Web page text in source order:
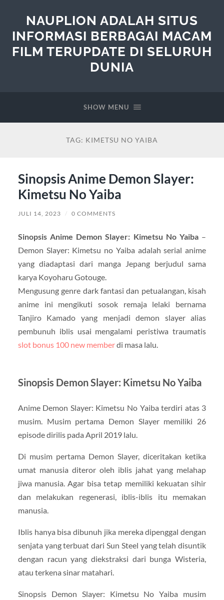
NAUPLION ADALAH SITUS
INFORMASI BERBAGAI MACAM
FILM TERUPDATE DI SELURUH
DUNIA
SHOW MENU
TAG: KIMETSU NO YAIBA
Sinopsis Anime Demon Slayer:
Kimetsu No Yaiba
JULI 14, 2023 / 0 COMMENTS
Sinopsis Anime Demon Slayer: Kimetsu No Yaiba–
Demon Slayer: Kimetsu no Yaiba adalah serial anime
yang diadaptasi dari manga Jepang berjudul sama
karya Koyoharu Gotouge.
Mengusung genre dark fantasi dan petualangan, kisah
anime ini mengikuti sosok remaja lelaki bernama
Tanjiro Kamado yang menjadi demon slayer alias
pembunuh iblis usai mengalami peristiwa traumatis
slot bonus 100 new memberdi masa lalu.
Sinopsis Demon Slayer: Kimetsu No Yaiba
Anime Demon Slayer: Kimetsu No Yaiba terdiri atas 3
musim. Musim pertama Demon Slayer memiliki 26
episode dirilis pada April 2019 lalu.
Di musim pertama Demon Slayer, diceritakan ketika
umat manusia diteror oleh iblis jahat yang melahap
jiwa manusia. Agar bisa tetap memiliki kekuatan sihir
dan melakukan regenerasi, iblis-iblis itu memakan
manusia.
Iblis hanya bisa dibunuh jika mereka dipenggal dengan
senjata yang terbuat dari Sun Steel yang telah disuntik
dengan racun yang diekstraksi dari bunga Wisteria,
atau terkena sinar matahari.
Sinopsis Demon Slayer: Kimetsu No Yaiba musim